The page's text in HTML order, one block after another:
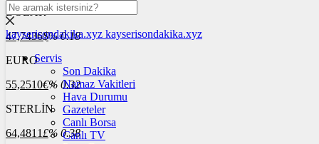
DOLAR
47,7436$% 0.18
EURO
55,2510€% 0.32
STERLİN
64,4811£% 0.38
kayserisondakika.xyz kayserisondakika.xyz
Servis
Son Dakika
Namaz Vakitleri
Hava Durumu
Gazeteler
Canlı Borsa
Canlı TV